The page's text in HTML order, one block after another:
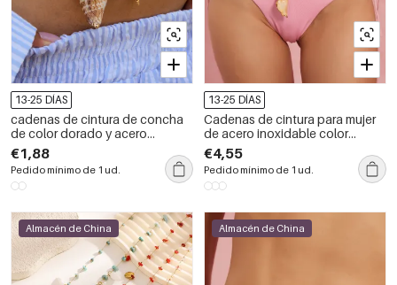
13-25 DÍAS
cadenas de cintura de concha
de color dorado y acero
inoxidable estilo
€1,88
Pedido mínimo de 1 ud.
13-25 DÍAS
Cadenas de cintura para mujer
de acero inoxidable color
dorado con diseño de concha
de naturaleza vacacional
€4,55
Pedido mínimo de 1 ud.
Almacén de China Almacén de China